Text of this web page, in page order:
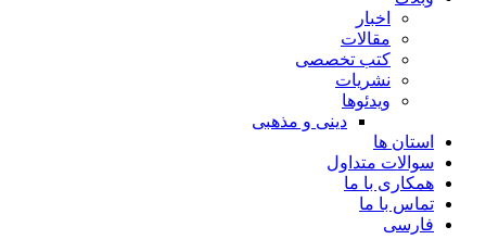
اخبار
مقالات
کتب تخصصی
نشریات
ویدئوها
دینی و مذهبی
استان ها
سوالات متداول
همکاری با ما
تماس با ما
فارسی